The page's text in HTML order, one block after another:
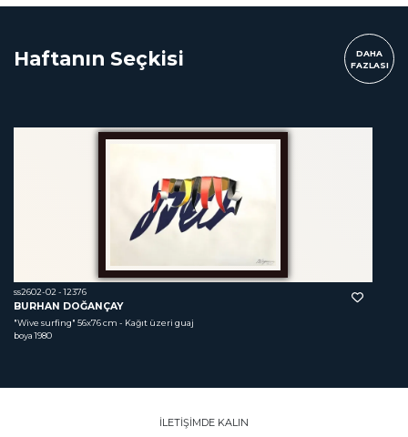
Haftanın Seçkisi
DAHA
FAZLASI
ss2602-02 - 12376
BURHAN DOĞANÇAY
"Wive surfing" 56x76 cm - Kağıt üzeri guaj
boya 1980
İLETİŞİMDE KALIN